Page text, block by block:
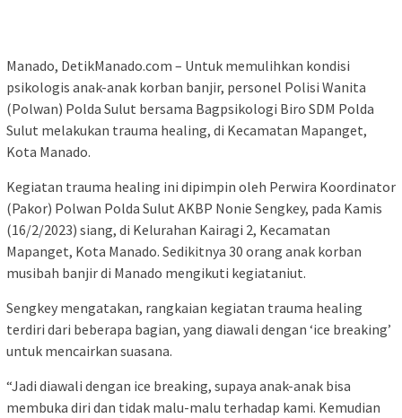
Manado, DetikManado.com – Untuk memulihkan kondisi
psikologis anak-anak korban banjir, personel Polisi Wanita
(Polwan) Polda Sulut bersama Bagpsikologi Biro SDM Polda
Sulut melakukan trauma healing, di Kecamatan Mapanget,
Kota Manado.
Kegiatan trauma healing ini dipimpin oleh Perwira Koordinator
(Pakor) Polwan Polda Sulut AKBP Nonie Sengkey, pada Kamis
(16/2/2023) siang, di Kelurahan Kairagi 2, Kecamatan
Mapanget, Kota Manado. Sedikitnya 30 orang anak korban
musibah banjir di Manado mengikuti kegiataniut.
Sengkey mengatakan, rangkaian kegiatan trauma healing
terdiri dari beberapa bagian, yang diawali dengan ‘ice breaking’
untuk mencairkan suasana.
“Jadi diawali dengan ice breaking, supaya anak-anak bisa
membuka diri dan tidak malu-malu terhadap kami. Kemudian